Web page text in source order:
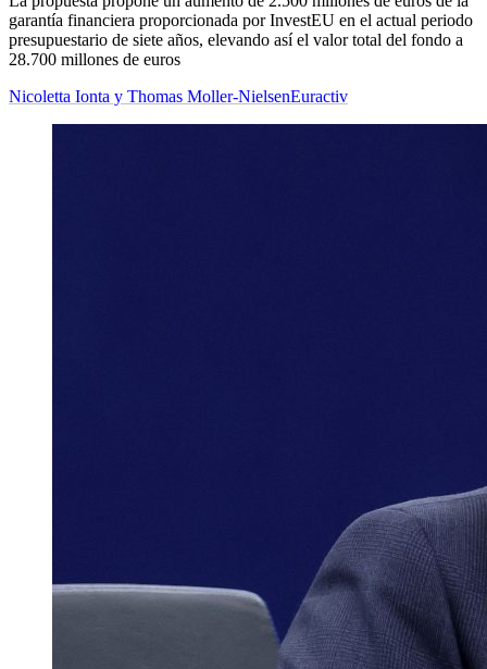
garantía financiera proporcionada por InvestEU en el actual periodo
presupuestario de siete años, elevando así el valor total del fondo a
28.700 millones de euros
Nicoletta Ionta y Thomas Moller-NielsenEuractiv